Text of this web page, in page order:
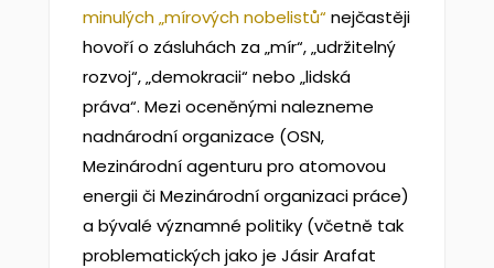
minulých „mírových nobelistů“ nejčastěji
hovoří o zásluhách za „mír“, „udržitelný
rozvoj“, „demokracii“ nebo „lidská
práva“. Mezi oceněnými nalezneme
nadnárodní organizace (OSN,
Mezinárodní agenturu pro atomovou
energii či Mezinárodní organizaci práce)
a bývalé významné politiky (včetně tak
problematických jako je Jásir Arafat